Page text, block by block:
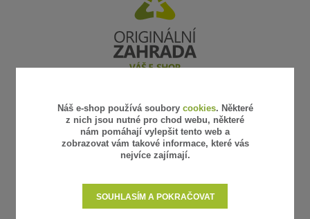
UŽITEČNÉ ODKAZY
Obchodní podmínky
Reklamace a vrácení zboží
Vzorkovna
Kontakty
Náš e-shop používá soubory cookies. Některé
z nich jsou nutné pro chod webu, některé
nám pomáhají vylepšit tento web a
zobrazovat vám takové informace, které vás
nejvíce zajímají.
SOUHLASÍM A POKRAČOVAT